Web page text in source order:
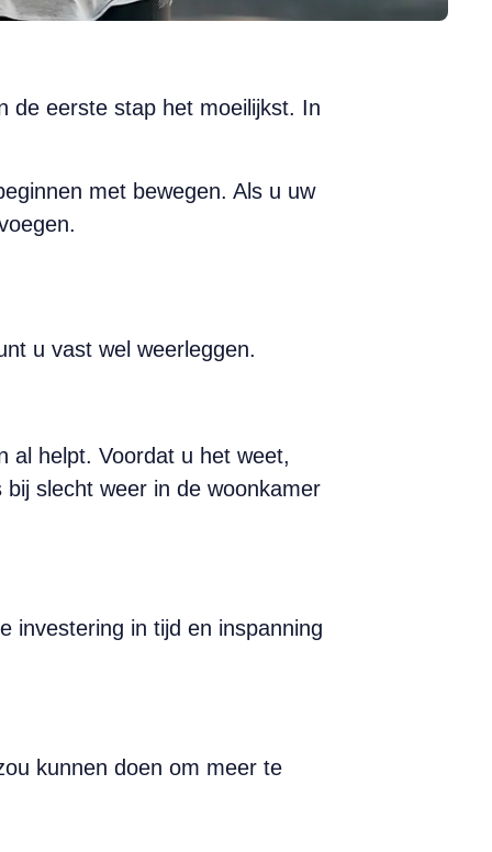
de eerste stap het moeilijkst. In
met bewegen. Als u uw
u vast wel weerleggen.
al helpt. Voordat u het weet,
slecht weer in de woonkamer
investering in tijd en inspanning
kunnen doen om meer te